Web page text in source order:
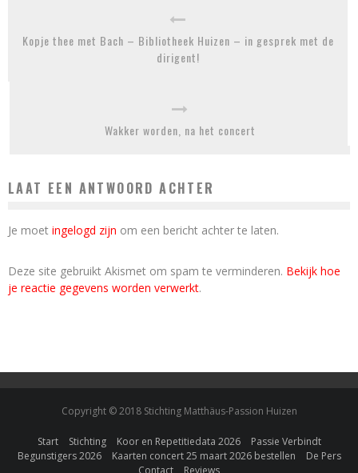
Kopje thee met Bach – Bibliotheek Huizen – in gesprek met de
dirigent!
Wakker worden, na het concert
LAAT EEN ANTWOORD ACHTER
Je moet ingelogd zijn om een bericht achter te laten.
Deze site gebruikt Akismet om spam te verminderen. Bekijk hoe
je reactie gegevens worden verwerkt.
Copyright © 2018 Stichting Matthäus-Passion Huizen
Start Stichting Koor en Repetitiedata 2026
Passie Verbindt
Begunstigers 2026
Kaarten concert 25 maart 2026 bestellen
De Pers
Contact
Reviews